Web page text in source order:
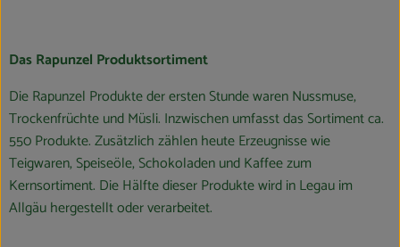
Das Rapunzel Produktsortiment
Die Rapunzel Produkte der ersten Stunde waren Nussmuse,
Trockenfrüchte und Müsli. Inzwischen umfasst das Sortiment ca.
550 Produkte. Zusätzlich zählen heute Erzeugnisse wie
Teigwaren, Speiseöle, Schokoladen und Kaffee zum
Kernsortiment. Die Hälfte dieser Produkte wird in Legau im
Allgäu hergestellt oder verarbeitet.